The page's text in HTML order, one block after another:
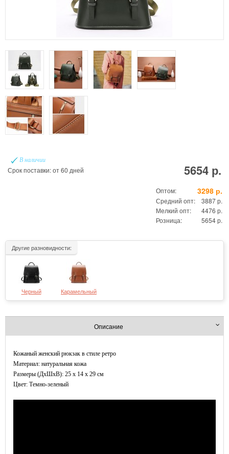
В наличии
Срок поставки: от 60 дней 5654 р.
Оптом: 3298 р.
Средний опт:
3887 р.
Мелкий опт:
4476 р.
Розница:
5654 р.
Другие разновидности:
Черный Карамельный
Описание
Кожаный женский рюкзак в стиле ретро
Материал: натуральная кожа
Размеры (ДxШхВ): 25 x 14 x 29 см
Цвет: Темно-зеленый